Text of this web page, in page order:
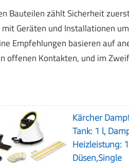
Bauteilen zählt Sicherheit
Geräten und Installationen
Empfehlungen basieren auf
offenen Kontakten, und im
Kärcher
Tank: 1 l,
Heizleistung:
Düsen,Single